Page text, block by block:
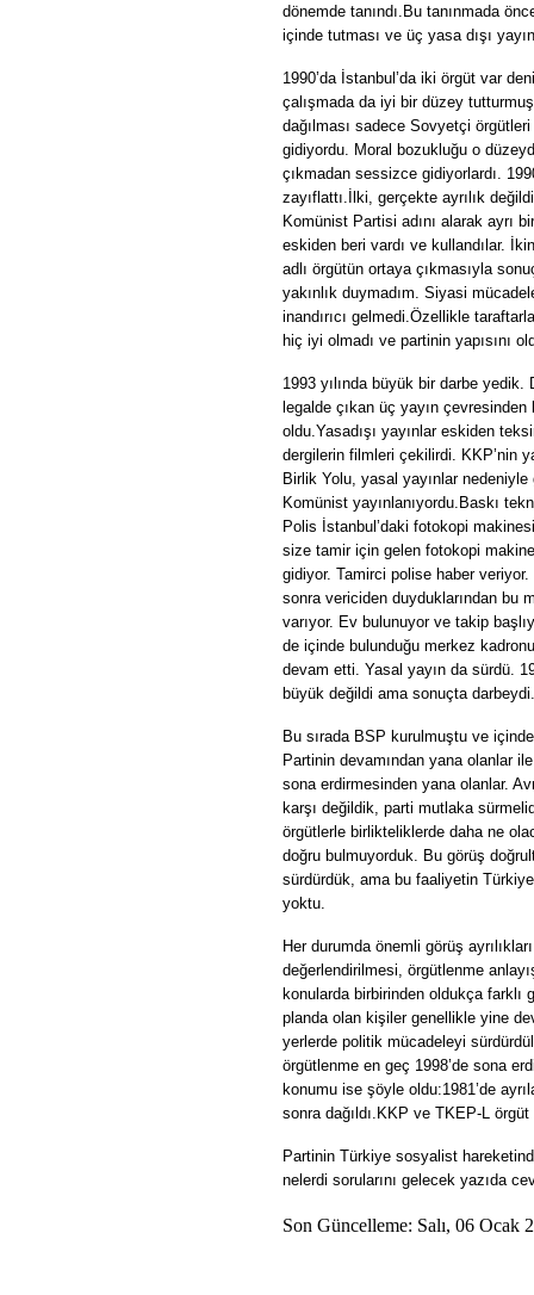
dönemde tanındı. Bu tanınmada
içinde tutması ve üç yasa dışı
1990’da İstanbul’da iki örgüt var
çalışmada da iyi bir düzey
dağılması sadece Sovyetçi
gidiyordu. Moral bozukluğu o
çıkmadan sessizce gidiyorlardı.
zayıflattı. İlki, gerçekte ayrılık
Komünist Partisi adını alarak ayrı
eskiden beri vardı ve kullandılar.
adlı örgütün ortaya çıkmasıyla
yakınlık duymadım. Siyasi
inandırıcı gelmedi. Özellikle
hiç iyi olmadı ve partinin yapısını
1993 yılında büyük bir darbe
legalde çıkan üç yayın
oldu. Yasadışı yayınlar eskiden
dergilerin filmleri çekilirdi. KKP’nin
Birlik Yolu, yasal yayınlar
Komünist yayınlanıyordu. Baskı
Polis İstanbul’daki fotokopi
size tamir için gelen fotokopi
gidiyor. Tamirci polise haber
sonra vericiden duyduklarından bu
varıyor. Ev bulunuyor ve takip
de içinde bulunduğu merkez
devam etti. Yasal yayın da sürdü.
büyük değildi ama sonuçta darbeydi.
Bu sırada BSP kurulmuştu ve
Partinin devamından yana olanlar
sona erdirmesinden yana olanlar.
karşı değildik, parti mutlaka
örgütlerle birlikteliklerde daha ne
doğru bulmuyorduk. Bu görüş
sürdürdük, ama bu faaliyetin
yoktu.
Her durumda önemli görüş
değerlendirilmesi, örgütlenme
konularda birbirinden oldukça farklı
planda olan kişiler genellikle yine
yerlerde politik mücadeleyi
örgütlenme en geç 1998’de sona
konumu ise şöyle oldu:1981’de
sonra dağıldı. KKP ve TKEP-L
Partinin Türkiye sosyalist
nelerdi sorularını gelecek yazıda
Son Güncelleme: Salı, 06 Ocak